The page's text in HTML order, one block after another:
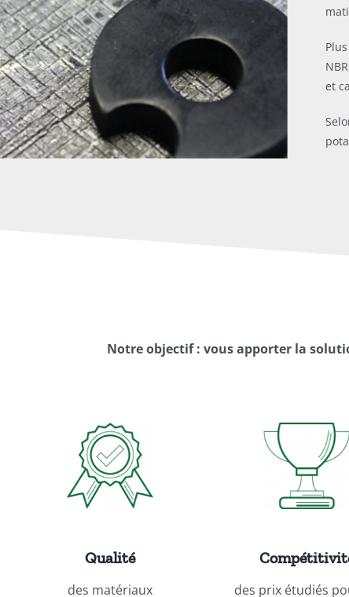
et
Notre objectif : vous apporter la
Qualité
des matériaux des prix étudiés